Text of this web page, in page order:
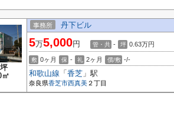
㎡
事務所 丹下ビル
5万5,000円 管・共 - 坪 0.63万円
敷 0ヶ月 保 - 礼 2ヶ月 償/敷 -/-
和歌山線 「 香芝 」駅
奈良県香芝市西真美 ２丁目